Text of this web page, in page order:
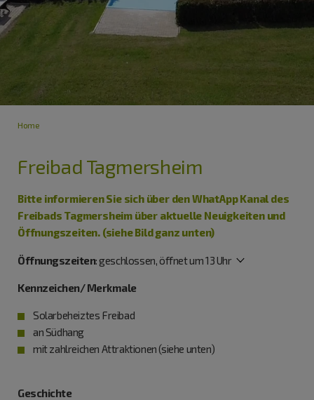
Home
Freibad Tagmersheim
Bitte informieren Sie sich über den WhatApp Kanal des
Freibads Tagmersheim über aktuelle Neuigkeiten und
Öffnungszeiten. (siehe Bild ganz unten)
Öffnungszeiten:geschlossen, öffnet um 13 Uhr
Kennzeichen/ Merkmale
Solarbeheiztes Freibad
an Südhang
mit zahlreichen Attraktionen (siehe unten)
Geschichte